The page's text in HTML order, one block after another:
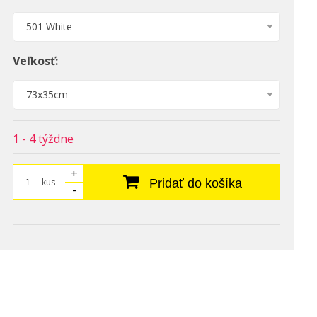
501 White
Veľkosť:
73x35cm
1 - 4 týždne
kus
+
-
Pridať do košíka